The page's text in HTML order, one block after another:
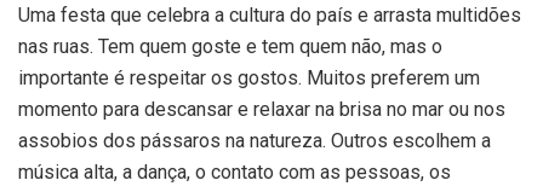
Uma festa que celebra a cultura do país e arrasta multidões
nas ruas. Tem quem goste e tem quem não, mas o
importante é respeitar os gostos. Muitos preferem um
momento para descansar e relaxar na brisa no mar ou nos
assobios dos pássaros na natureza. Outros escolhem a
música alta, a dança, o contato com as pessoas, os